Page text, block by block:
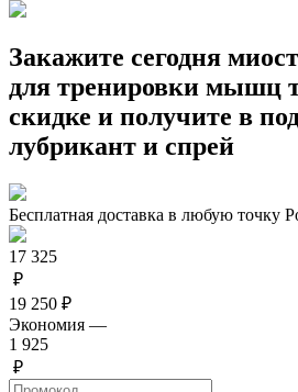
Закажите сегодня
для тренировки мышц
скидке и получите в
лубрикант и спрей
Бесплатная доставка в любую точку
17 325
₽
19 250 ₽
Экономия —
1 925
₽